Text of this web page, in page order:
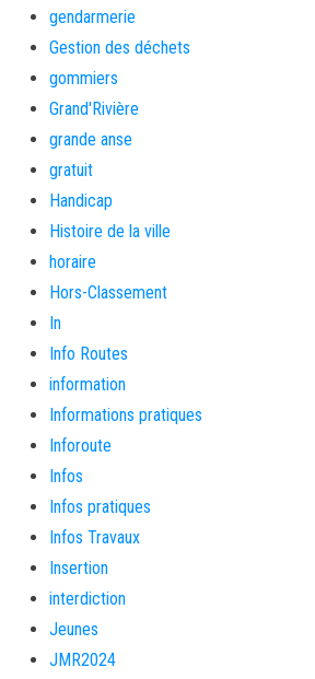
gendarmerie
Gestion des déchets
gommiers
Grand'Rivière
grande anse
gratuit
Handicap
Histoire de la ville
horaire
Hors-Classement
In
Info Routes
information
Informations pratiques
Inforoute
Infos
Infos pratiques
Infos Travaux
Insertion
interdiction
Jeunes
JMR2024